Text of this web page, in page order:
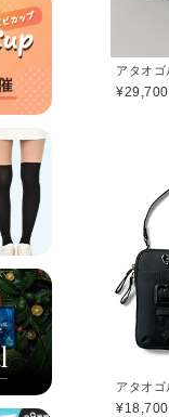
¥29,700
¥18,700